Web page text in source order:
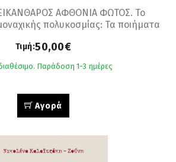
ΑΦΘΟΝΙΑ ΦΩΤΟΣ. Το
πολυκοσμίας: Τα ποιήματα
Τιμή:50,00€
Παράδοση 1-3 ημέρες
Αγορά